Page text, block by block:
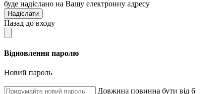
буде надіслано на Вашу електронну адресу
Надіслати
Назад до входу
Відновлення паролю
Новий пароль
Довжина повинна бути від 6